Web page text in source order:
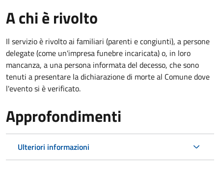
A chi è rivolto
Il servizio è rivolto ai familiari (parenti e congiunti), a persone
delegate (come un'impresa funebre incaricata) o, in loro
mancanza, a una persona informata del decesso, che sono
tenuti a presentare la dichiarazione di morte al Comune dove
l'evento si è verificato.
Approfondimenti
Ulteriori informazioni